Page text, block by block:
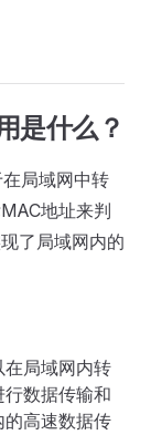
是什么？
局域网中转
地址来判
了局域网内的
局域网内转
数据传输和
高速数据传